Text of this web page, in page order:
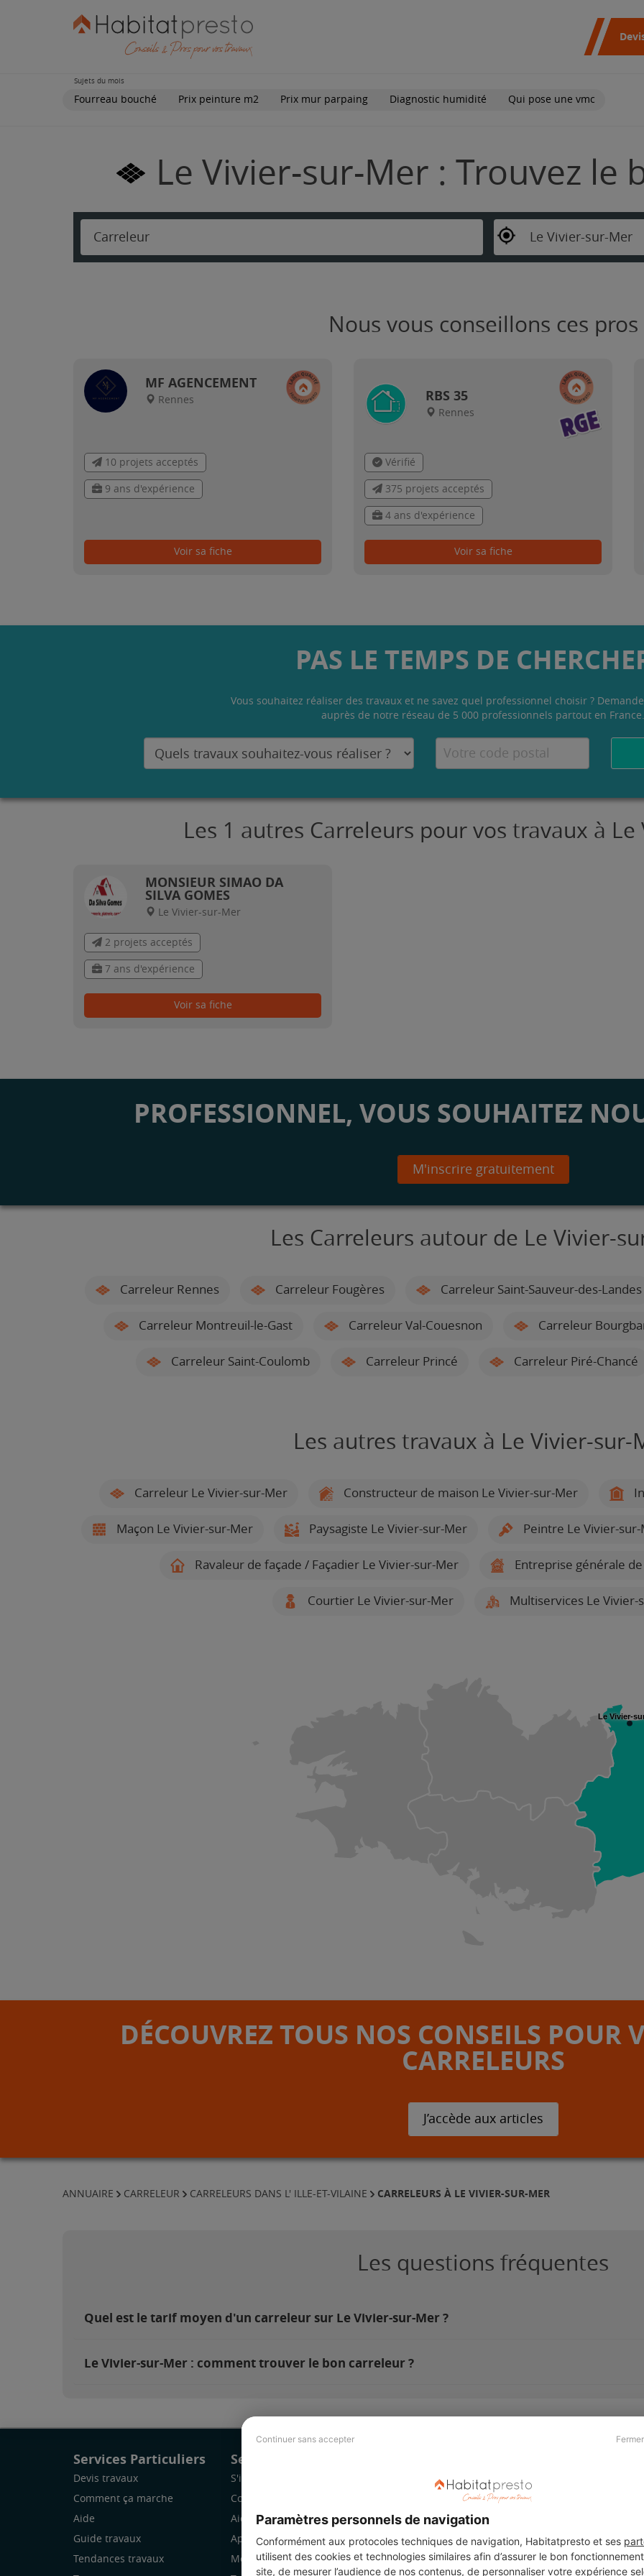
Continuer sans accepter
Paramètres personnels de navigation
Conformément aux protocoles techniques de navigation, Habitatpresto et ses
utilisent des cookies et technologies similaires afin d’assurer le bon
site, de mesurer l’audience de nos contenus, de personnaliser votre expérience
Sujets du mois
Fourreau bouché Prix peinture m2 Prix mur parpaing Diagnostic humidité Qui pose une vmc
Le Vivier-sur-Mer : Trouvez le
Carreleur Le Vivier-sur-Mer
Nous vous conseillons ces pros
MF AGENCEMENT
Rennes
10 projets acceptés
9 ans d'expérience
Voir sa fiche
RBS 35
Rennes
Vérifié
375 projets acceptés
4 ans d'expérience
Voir sa fiche
PAS LE TEMPS DE
Vous souhaitez réaliser des travaux et ne savez quel professionnel choisir ?
auprès de notre réseau de 5 000 professionnels partout en France.
Les 1 autres Carreleurs pour vos travaux à
MONSIEUR SIMAO DA
SILVA GOMES
Le Vivier-sur-Mer
2 projets acceptés
7 ans d'expérience
Voir sa fiche
PROFESSIONNEL, VOUS SOUHAITEZ
M'inscrire gratuitement
Les Carreleurs autour de Le Vivier-
Carreleur Rennes Carreleur Fougères Carreleur Saint-Sauveur-des-Landes
Carreleur Montreuil-le-Gast Carreleur Val-Couesnon Carreleur
Carreleur Saint-Coulomb Carreleur Princé Carreleur Piré-Chancé
Les autres travaux à Le Vivier-sur-
Carreleur Le Vivier-sur-Mer Constructeur de maison Le Vivier-sur-Mer
Maçon Le Vivier-sur-Mer Paysagiste Le Vivier-sur-Mer Peintre Le Vivier-
Ravaleur de façade / Façadier Le Vivier-sur-Mer Entreprise générale
Courtier Le Vivier-sur-Mer Multiservices Le Vivier-
Le Vivier-
DÉCOUVREZ TOUS NOS CONSEILS POUR
CARRELEURS
J’accède aux articles
ANNUAIRE CARRELEUR CARRELEURS DANS L' ILLE-ET-VILAINE CARRELEURS À LE VIVIER-SUR-MER
Les questions fréquentes
Quel est le tarif moyen d'un carreleur sur Le Vivier-sur-Mer ?
Le Vivier-sur-Mer : comment trouver le bon carreleur ?
Services Particuliers
Devis travaux
Comment ça marche
Aide
Guide travaux
Tendances travaux
Services Pro
S'inscrire
Comment ça marche
Aide
Application Mobile
Mon espace
Revue de presse
Légal
Charte cookies